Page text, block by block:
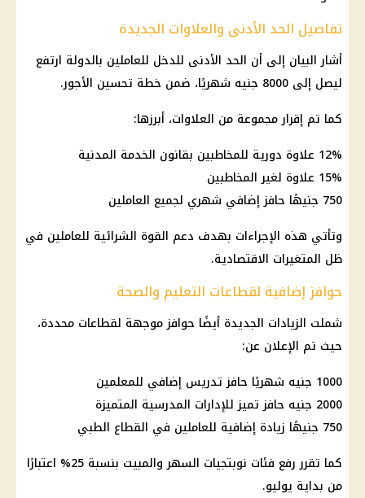
تفاصيل الحد الأدنى والعلاوات الجديدة
أشار البيان إلى أن الحد الأدنى للدخل للعاملين بالدولة ارتفع
ليصل إلى 8000 جنيه شهريًا، ضمن خطة تحسين الأجور.
كما تم إقرار مجموعة من العلاوات، أبرزها:
12% علاوة دورية للمخاطبين بقانون الخدمة المدنية
15% علاوة لغير المخاطبين
750 جنيهًا حافز إضافي شهري لجميع العاملين
وتأتي هذه الإجراءات بهدف دعم القوة الشرائية للعاملين في
ظل المتغيرات الاقتصادية.
حوافز إضافية لقطاعات التعليم والصحة
شملت الزيادات الجديدة أيضًا حوافز موجهة لقطاعات محددة،
حيث تم الإعلان عن:
1000 جنيه شهريًا
حافز تدريس إضافي للمعلمين
2000 جنيه حافز تميز للإدارات المدرسية المتميزة
750 جنيهًا زيادة إضافية للعاملين في القطاع الطبي
كما تقرر رفع فئات نوبتجيات السهر والمبيت بنسبة 25% اعتبارًا
من بداية يوليو.